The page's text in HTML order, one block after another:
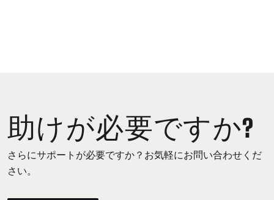
助けが必要ですか?
さらにサポートが必要ですか？お気軽にお問い合わせくだ
さい。